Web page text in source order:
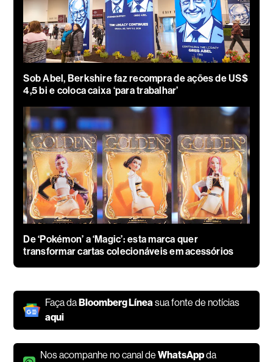
Sob Abel, Berkshire faz recompra de ações de US$
4,5 bi e coloca caixa ‘para trabalhar’
De ‘Pokémon’ a ‘Magic’: esta marca quer
transformar cartas colecionáveis em acessórios
Faça daBloomberg Líneasua fonte de notícias
aqui
Nos acompanhe no canal deWhatsAppda